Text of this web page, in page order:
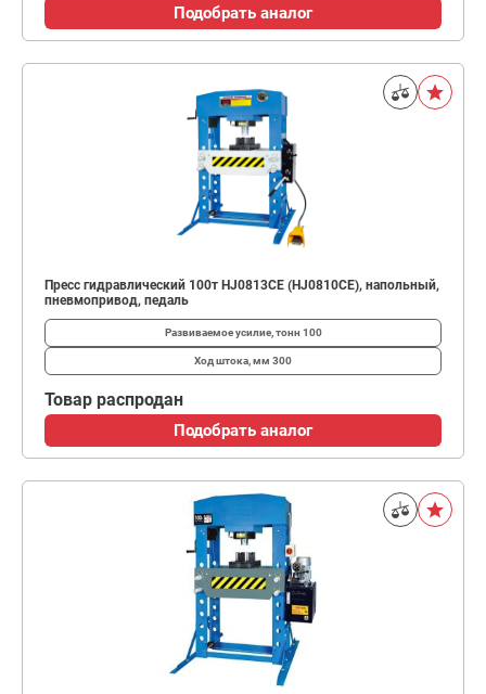
Подобрать аналог
Пресс гидравлический 100т HJ0813CE (HJ0810CE), напольный,
пневмопривод, педаль
Развиваемое усилие, тонн 100
Ход штока, мм 300
Товар распродан
Подобрать аналог